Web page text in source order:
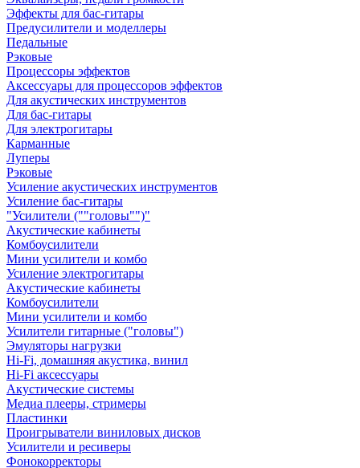
Эффекты для бас-гитары
Предусилители и моделлеры
Педальные
Рэковые
Процессоры эффектов
Аксессуары для процессоров эффектов
Для акустических инструментов
Для бас-гитары
Для электрогитары
Карманные
Луперы
Рэковые
Усиление акустических инструментов
Усиление бас-гитары
"Усилители (""головы"")"
Акустические кабинеты
Комбоусилители
Мини усилители и комбо
Усиление электрогитары
Акустические кабинеты
Комбоусилители
Мини усилители и комбо
Усилители гитарные ("головы")
Эмуляторы нагрузки
Hi-Fi, домашняя акустика, винил
Hi-Fi аксессуары
Акустические системы
Медиа плееры, стримеры
Пластинки
Проигрыватели виниловых дисков
Усилители и ресиверы
Фонокорректоры